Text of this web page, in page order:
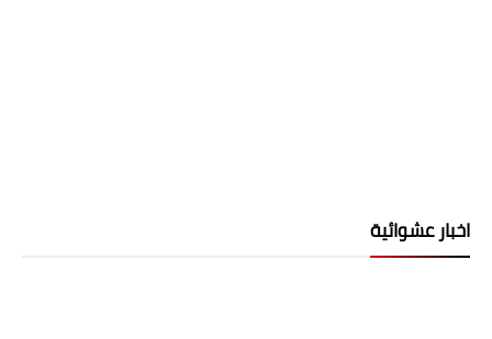
اخبار عشوائية